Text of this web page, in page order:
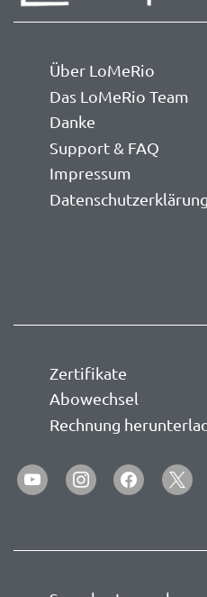
Über LoMeRio
Das LoMeRio Team
Danke
Support & FAQ
Impressum
Datenschutzerklärung
Zertifikate
Abowechsel
Rechnung
youtubeinstagramfacebook
x